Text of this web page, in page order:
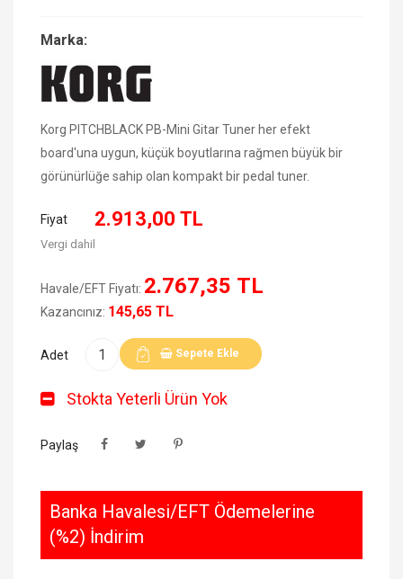
Marka:
Korg PITCHBLACK PB-Mini Gitar Tuner her efekt
board'una uygun, küçük boyutlarına rağmen büyük bir
görünürlüğe sahip olan kompakt bir pedal tuner.
Fiyat 2.913,00 TL
Vergi dahil
Havale/EFT Fiyatı: 2.767,35 TL
Kazancınız: 145,65 TL
Adet Sepete Ekle
Stokta Yeterli Ürün Yok
Paylaş
Banka Havalesi/EFT Ödemelerine
(%2) İndirim